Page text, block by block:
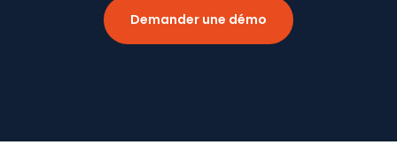
Demander une démo